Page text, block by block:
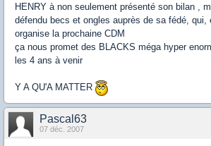
HENRY à non seulement présenté son bilan ,
défendu becs et ongles auprès de sa fédé, qui,
organise la prochaine CDM
ça nous promet des BLACKS méga hyper
les 4 ans à venir
Y A QU'A MATTER
Pascal63
07 déc. 2007